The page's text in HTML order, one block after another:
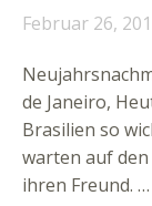
Februar 26,
de Janeiro,
Brasilien so
warten auf den
ihren Freund. …